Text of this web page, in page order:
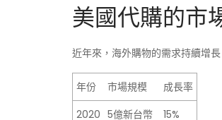
美國代購的市
近年來，海外購物的需求持續增
年份 市場規模
成長率
2020 5億新台幣
15%